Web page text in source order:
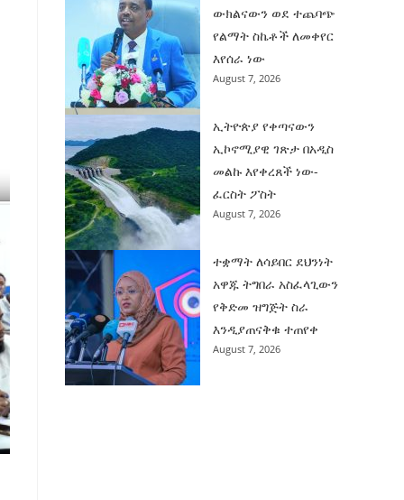
ውክልናውን ወደ ተጨባጭ
የልማት ስኬቶች ለመቀየር
እየሰራ ነው
August 7, 2026
ኢትዮጵያ የቀጣናውን
ኢኮኖሚያዊ ገጽታ በአዲስ
መልኩ እየቀረጸች ነው-
ፈርስት ፖስት
August 7, 2026
ተቋማት ለሳይበር ደህንነት
አዋጁ ትግበራ አስፈላጊውን
የቅድመ ዝግጅት ስራ
እንዲያጠናቅቁ ተጠየቀ
August 7, 2026